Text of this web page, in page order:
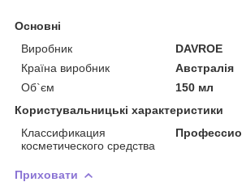
Основні
Виробник
DAVROE
Країна виробник
Австралія
Об`єм
150 мл
Користувальницькі характеристики
Классификация
косметического средства
Приховати